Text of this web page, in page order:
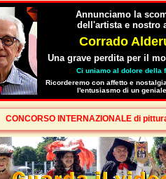
Annunciamo la
dell'artista e nostro
Corrado
Una grave perdita per il
Ci uniamo al dolore della
Ricorderemo con affetto e
l'entusiasmo di un
CONCORSO INTERNAZIONALE di